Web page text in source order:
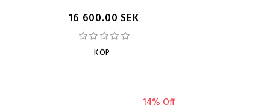
16 600.00 SEK
KÖP
14% Off